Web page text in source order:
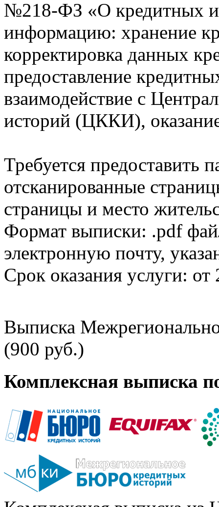
№218-ФЗ «О кредитных
информацию: хранение
корректировка данных
предоставление
взаимодействие с
историй (ЦККИ),
Требуется предоставить
отсканированные
страницы и место
Формат выписки: .pdf
электронную почту,
Срок оказания услуги: от
Выписка
(900 руб.)
Комплексная выписка